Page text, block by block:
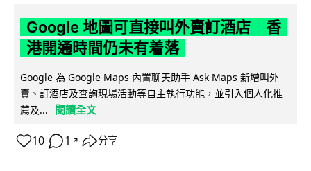
Google 地圖可直接叫外賣訂酒店 香
港開通時間仍未有着落
Google 為 Google Maps 內置聊天助手 Ask Maps 新增叫外
賣、訂酒店及查詢現場活動等自主執行功能，並引入個人化推
薦及...
閱讀全文
10 1 ↗ 分享